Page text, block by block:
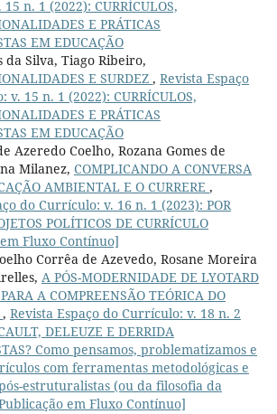
n. 1 (2022): CURRÍCULOS,
E PRÁTICAS
EM EDUCAÇÃO
da Silva, Tiago Ribeiro,
E SURDEZ , Revista Espaço
15 n. 1 (2022): CURRÍCULOS,
E PRÁTICAS
EM EDUCAÇÃO
Azeredo Coelho, Rozana Gomes de
Milanez, COMPLICANDO A CONVERSA
AMBIENTAL E O CURRERE ,
do Currículo: v. 16 n. 1 (2023): POR
POLÍTICOS DE CURRÍCULO
Fluxo Contínuo]
Corrêa de Azevedo, Rosane Moreira
A PÓS-MODERNIDADE DE LYOTARD
A COMPREENSÃO TEÓRICA DO
, Revista Espaço do Currículo: v. 18 n. 2
DELEUZE E DERRIDA
Como pensamos, problematizamos e
com ferramentas metodológicas e
estruturalistas (ou da filosofia da
em Fluxo Contínuo]